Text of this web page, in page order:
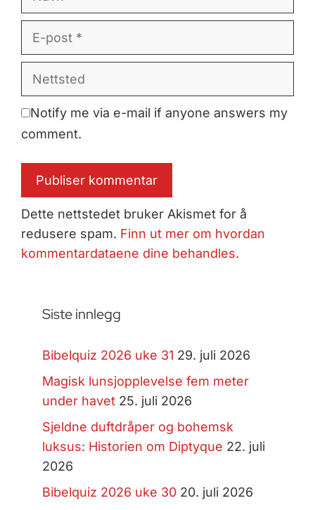
E-
post
Nettsted
Notify me via e-mail if anyone answers my
comment.
Dette nettstedet bruker Akismet for å
redusere spam. Finn ut mer om hvordan
kommentardataene dine behandles.
Siste innlegg
Bibelquiz 2026 uke 31 29. juli 2026
Magisk lunsjopplevelse fem meter
under havet 25. juli 2026
Sjeldne duftdråper og bohemsk
luksus: Historien om Diptyque 22. juli
2026
Bibelquiz 2026 uke 30 20. juli 2026